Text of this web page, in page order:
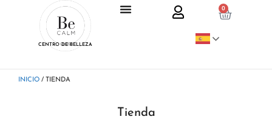
CENTRO DE BELLEZA
0
INICIO / TIENDA
Tienda